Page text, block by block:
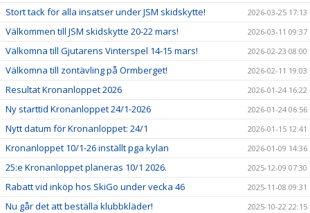
Stort tack för alla insatser under JSM skidskytte! 2026-03-25 17:13
Välkommen till JSM skidskytte 20-22 mars! 2026-03-11 09:37
Välkomna till Gjutarens Vinterspel 14-15 mars! 2026-02-23 08:00
Välkomna till zontävling på Ormberget! 2026-02-11 19:03
Resultat Kronanloppet 2026 2026-01-24 16:22
Ny starttid Kronanloppet 24/1-2026 2026-01-24 06:56
Nytt datum för Kronanloppet: 24/1 2026-01-15 12:41
Kronanloppet 10/1-26 inställt pga kylan 2026-01-09 14:36
25:e Kronanloppet planeras 10/1 2026. 2025-12-09 07:30
Rabatt vid inköp hos SkiGo under vecka 46 2025-11-08 09:31
Nu går det att beställa klubbkläder! 2025-10-22 22:15